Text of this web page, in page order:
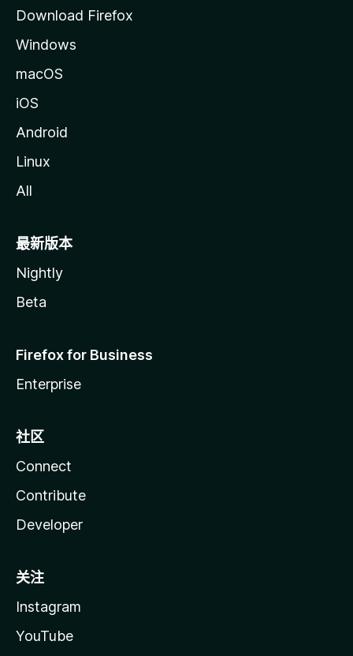
Download Firefox
Windows
macOS
iOS
Android
Linux
All
最新版本
Nightly
Beta
Firefox for Business
Enterprise
社区
Connect
Contribute
Developer
关注
Instagram
YouTube